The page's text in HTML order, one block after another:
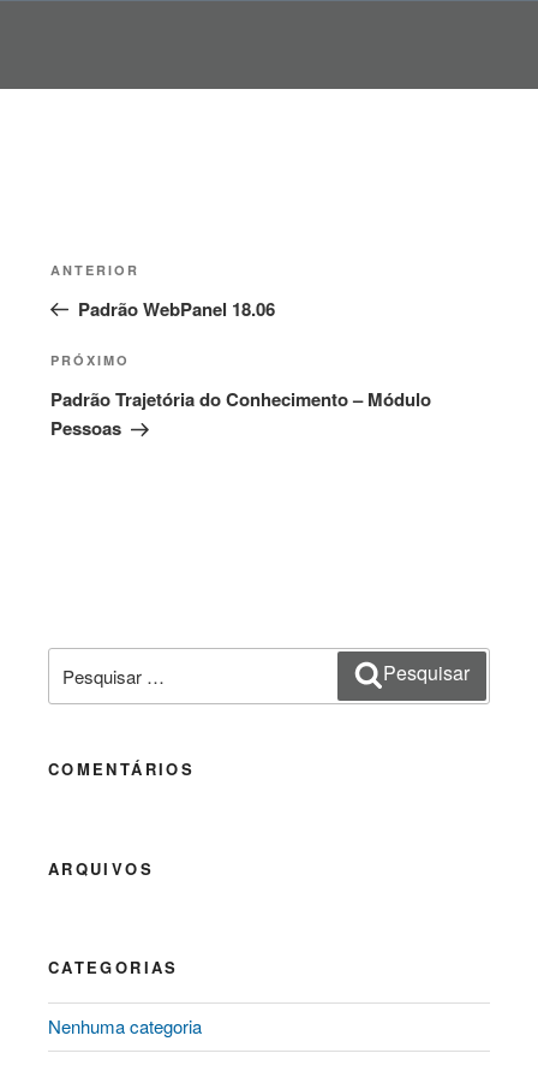
Navegação
Post
Post
anterior
ANTERIOR
Padrão WebPanel 18.06
Próximo
post
PRÓXIMO
Padrão Trajetória do Conhecimento – Módulo
Pessoas
por:
Pesquisar
COMENTÁRIOS
ARQUIVOS
CATEGORIAS
Nenhuma categoria